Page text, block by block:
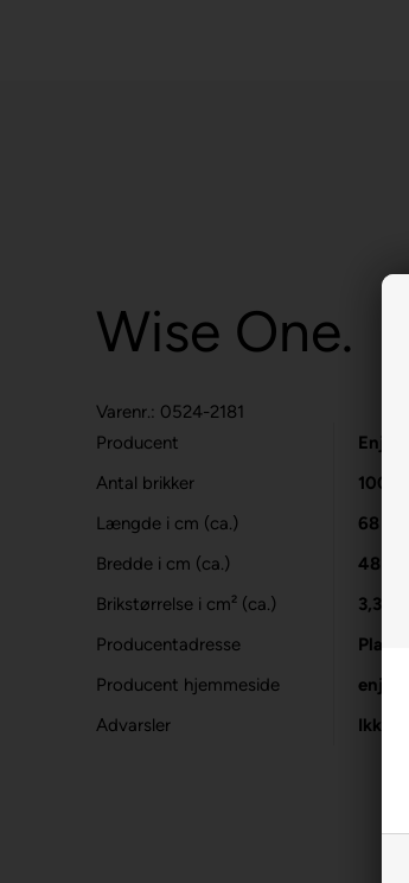
Wise One.
Varenr.: 0524-2181
Producent
Enjoy
Antal brikker
1000
Længde i cm (ca.)
68
Bredde i cm (ca.)
48
Brikstørrelse i cm² (ca.)
3,3
Producentadresse
Producent hjemmeside
Advarsler
Ikke